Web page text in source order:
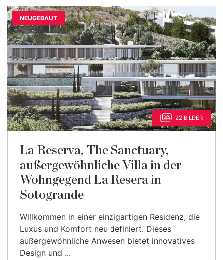
NEUGEBAUT
22 BILDER
La Reserva, The Sanctuary,
außergewöhnliche Villa in der
Wohngegend La Resera in
Sotogrande
Willkommen in einer einzigartigen Residenz, die
Luxus und Komfort neu definiert. Dieses
außergewöhnliche Anwesen bietet innovatives
Design und ...